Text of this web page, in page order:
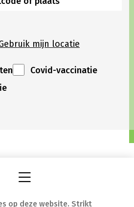
op deze website. Strikt
mijn locatie
Covid-vaccinatie